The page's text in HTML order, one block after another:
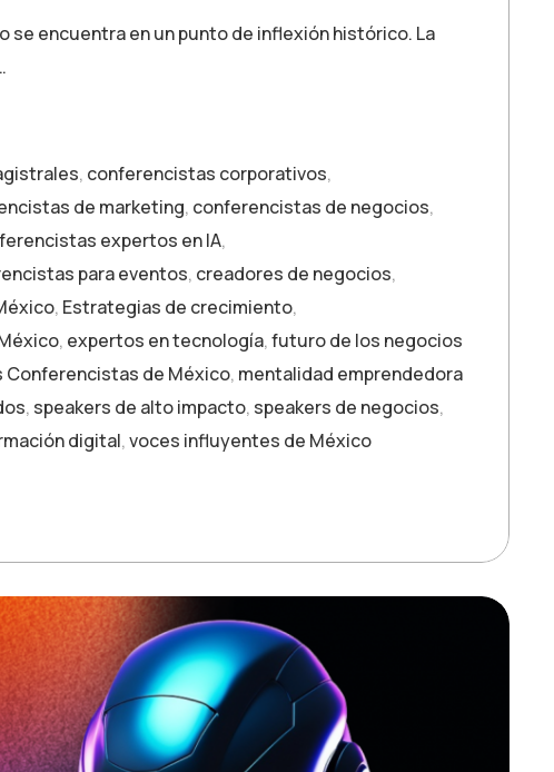
se encuentra en un punto de inflexión histórico. La
, conferencistas corporativos,
de marketing, conferencistas de negocios,
expertos en IA,
para eventos, creadores de negocios,
, Estrategias de crecimiento,
, expertos en tecnología,futuro de los negocios
Conferencistas de México, mentalidad emprendedora
, speakers de alto impacto, speakers de negocios,
digital,voces influyentes de México